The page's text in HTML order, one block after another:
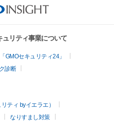
リティ事業について
GMOセキュリティ24」
診断
ティ byイエラエ）
なりすまし対策